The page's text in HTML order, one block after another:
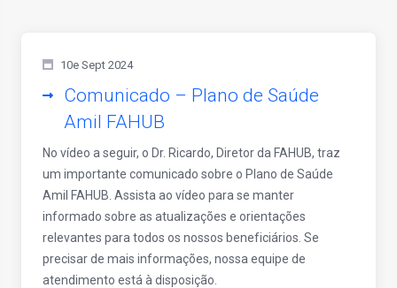
10e Sept 2024
Comunicado – Plano de Saúde
Amil FAHUB
No vídeo a seguir, o Dr. Ricardo, Diretor da FAHUB, traz
um importante comunicado sobre o Plano de Saúde
Amil FAHUB. Assista ao vídeo para se manter
informado sobre as atualizações e orientações
relevantes para todos os nossos beneficiários. Se
precisar de mais informações, nossa equipe de
atendimento está à disposição.